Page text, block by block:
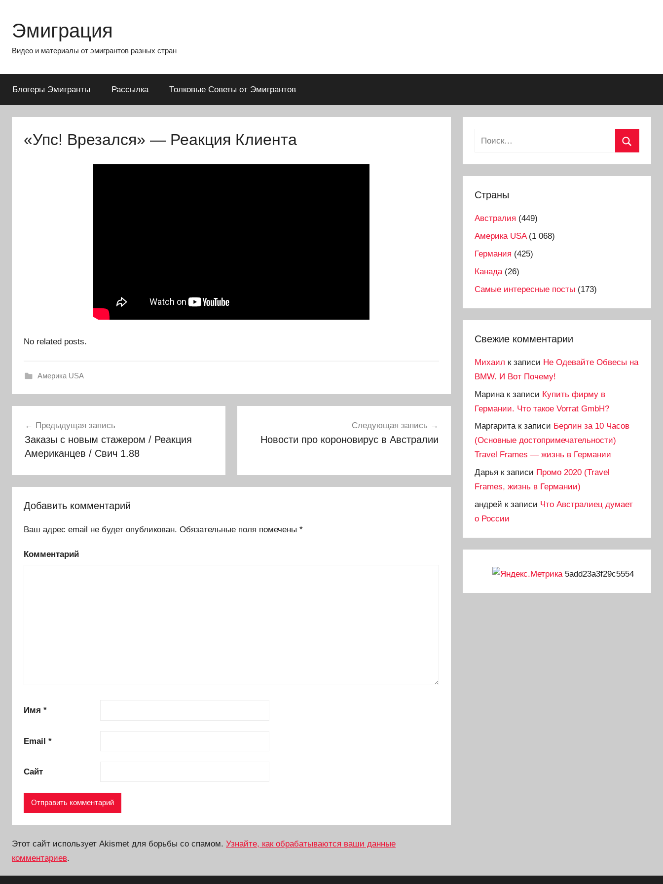
содержимому
Эмиграция
Видео и материалы от эмигрантов разных стран
Блогеры Эмигранты Рассылка Толковые Советы от Эмигрантов
«Упс! Врезался» — Реакция Клиента
No related posts.
Америка USA
по
записям
Предыдущая запись
Заказы с новым стажером / Реакция
Американцев / Свич 1.88
Следующая запись
Новости про короновирус в Австралии
Добавить комментарий
Ваш адрес email не будет опубликован. Обязательные поля помечены *
Комментарий
Имя *
Email *
Сайт
Этот сайт использует Akismet для борьбы со спамом. Узнайте, как обрабатываются ваши данные
комментариев.
Страны
Австралия (449)
Америка USA(1 068)
Германия (425)
Канада (26)
Самые интересные посты (173)
Свежие комментарии
Михаил к записи Не Одевайте Обвесы на
BMW. И Вот Почему!
Марина к записи Купить фирму в
Германии. Что такое Vorrat GmbH?
Маргаритак записи Берлин за 10 Часов
(Основные достопримечательности)
Travel Frames — жизнь в Германии
Дарья к записи Промо 2020 (Travel
Frames, жизнь в Германии)
андрей к записи Что Австралиец думает
о России
5add23a3f29c5554